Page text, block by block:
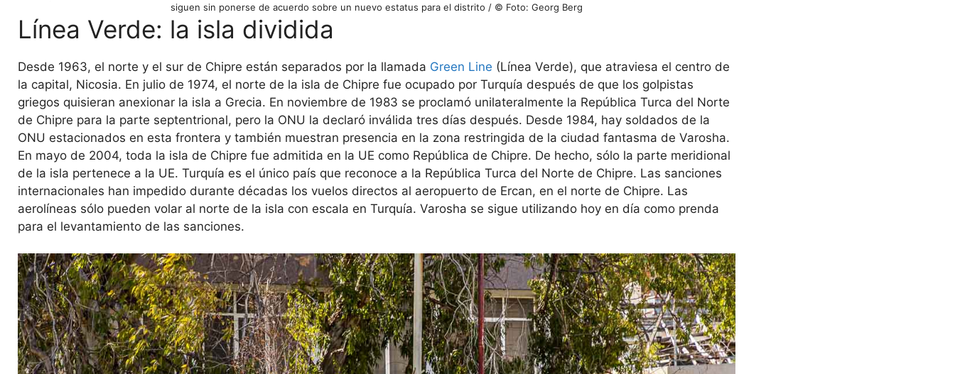
siguen sin ponerse de acuerdo sobre un nuevo estatus para el distrito / © Foto: Georg Berg
Línea Verde: la isla dividida
Desde 1963, el norte y el sur de Chipre están separados por la llamada Green Line (Línea Verde), que atraviesa el centro de
la capital, Nicosia. En julio de 1974, el norte de la isla de Chipre fue ocupado por Turquía después de que los golpistas
griegos quisieran anexionar la isla a Grecia. En noviembre de 1983 se proclamó unilateralmente la República Turca del Norte
de Chipre para la parte septentrional, pero la ONU la declaró inválida tres días después. Desde 1984, hay soldados de la
ONU estacionados en esta frontera y también muestran presencia en la zona restringida de la ciudad fantasma de Varosha.
En mayo de 2004, toda la isla de Chipre fue admitida en la UE como República de Chipre. De hecho, sólo la parte meridional
de la isla pertenece a la UE. Turquía es el único país que reconoce a la República Turca del Norte de Chipre. Las sanciones
internacionales han impedido durante décadas los vuelos directos al aeropuerto de Ercan, en el norte de Chipre. Las
aerolíneas sólo pueden volar al norte de la isla con escala en Turquía. Varosha se sigue utilizando hoy en día como prenda
para el levantamiento de las sanciones.